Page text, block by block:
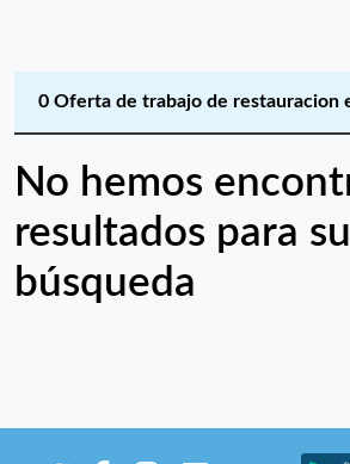
0 Oferta de trabajo de restauracion
No hemos
resultados para su
búsqueda